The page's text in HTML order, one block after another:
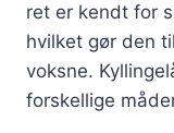
ret er kendt for
hvilket gør den
voksne.
forskellige